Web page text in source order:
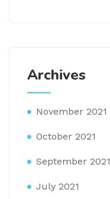
Archives
November 2021
October 2021
September 2021
July 2021